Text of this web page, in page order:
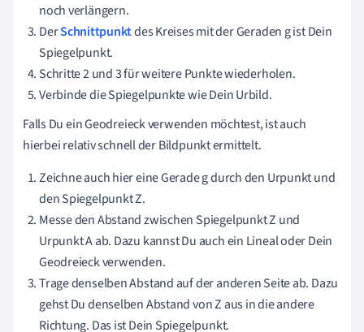
noch verlängern.
DerSchnittpunktdes Kreises mit der Geraden g ist Dein
Spiegelpunkt.
Schritte 2 und 3 für weitere Punkte wiederholen.
Verbinde die Spiegelpunkte wie Dein Urbild.
Falls Du ein Geodreieck verwenden möchtest, ist auch
hierbei relativ schnell der Bildpunkt ermittelt.
Zeichne auch hier eine Gerade g durch den Urpunkt und
den Spiegelpunkt Z.
Messe den Abstand zwischen Spiegelpunkt Z und
Urpunkt A ab. Dazu kannst Du auch ein Lineal oder Dein
Geodreieck verwenden.
Trage denselben Abstand auf der anderen Seite ab. Dazu
gehst Du denselben Abstand von Z aus in die andere
Richtung. Das ist Dein Spiegelpunkt.